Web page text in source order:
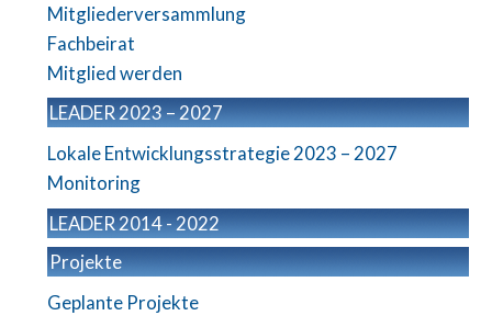
Mitgliederversammlung
Fachbeirat
Mitglied werden
LEADER 2023 – 2027
Lokale Entwicklungsstrategie 2023 – 2027
Monitoring
LEADER 2014 - 2022
Projekte
Geplante Projekte